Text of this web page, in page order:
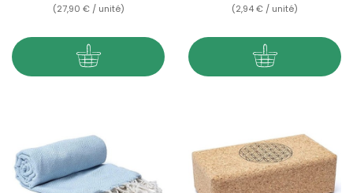
(27,90 € / unité) (2,94 € / unité)